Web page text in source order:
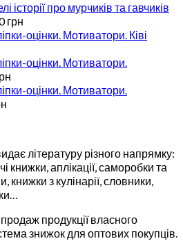
історії про мурчиків та гавчиків
грн
оцінки. Мотиватори. Ківі
оцінки. Мотиватори.
оцінки. Мотиватори.
літературу різного напрямку:
книжки, аплікації, саморобки та
книжки з кулінарії, словники,
продукції власного
знижок для оптових покупців.